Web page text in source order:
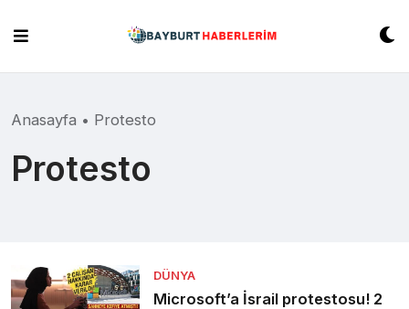
content
Anasayfa • Protesto
Protesto
DÜNYA
Microsoft’a İsrail protestosu! 2